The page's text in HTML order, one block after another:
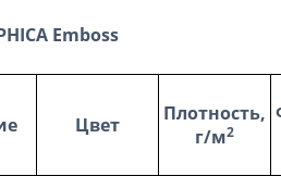
Emboss
Цвет
Плотность,
г/м2